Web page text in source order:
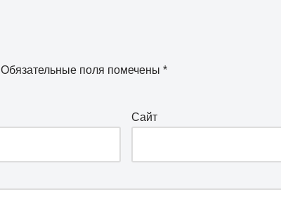
Обязательные поля помечены *
Сайт